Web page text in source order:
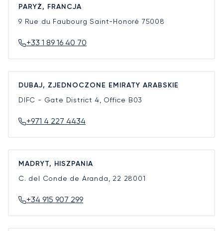
PARYŻ, FRANCJA
9 Rue du Faubourg Saint-Honoré 75008
+33 1 89 16 40 70
DUBAJ, ZJEDNOCZONE EMIRATY ARABSKIE
DIFC - Gate District 4, Office B03
+971 4 227 4434
MADRYT, HISZPANIA
C. del Conde de Aranda, 22 28001
+34 915 907 299